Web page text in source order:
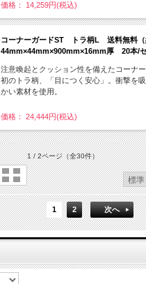
価格： 14,259円(税込)
コーナーガードST トラ柄L 送料無料（
44mm×44mm×900mm×16mm厚 20本/セ
注意喚起とクッション性を備えたコーナ
初のトラ柄、「目につく安心」。衝撃を
かい素材を使用。
価格： 24,444円(税込)
1 / 2ページ（全30件）
1 2 次へ